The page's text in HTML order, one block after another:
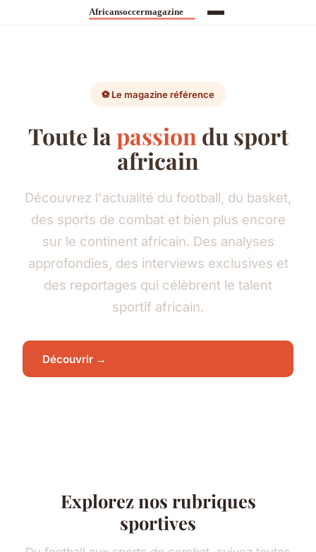
⚽ Le magazine référence
Toute lapassion du sport
africain
Découvrez l'actualité du football, du basket,
des sports de combat et bien plus encore
sur le continent africain. Des analyses
approfondies, des interviews exclusives et
des reportages qui célèbrent le talent
sportif africain.
Découvrir →
Explorez nos rubriques
sportives